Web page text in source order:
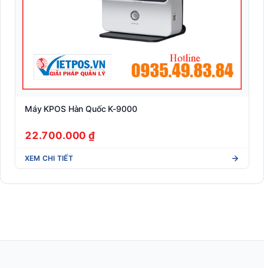
Máy KPOS Hàn Quốc K-9000
22.700.000 ₫
XEM CHI TIẾT